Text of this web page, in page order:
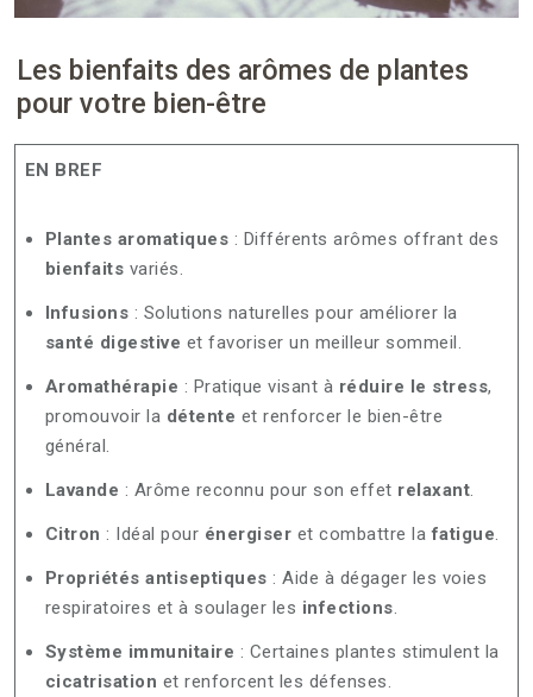
Les bienfaits des arômes de plantes
pour votre bien-être
EN BREF
Plantes aromatiques : Différents arômes offrant des
bienfaits variés.
Infusions : Solutions naturelles pour améliorer la
santé digestive et favoriser un meilleur sommeil.
Aromathérapie : Pratique visant à réduire le stress,
promouvoir la détente et renforcer le bien-être
général.
Lavande : Arôme reconnu pour son effet relaxant.
Citron : Idéal pour énergiser et combattre lafatigue.
Propriétés antiseptiques : Aide à dégager les voies
respiratoires et à soulager les infections.
Système immunitaire : Certaines plantes stimulent la
cicatrisation et renforcent les défenses.